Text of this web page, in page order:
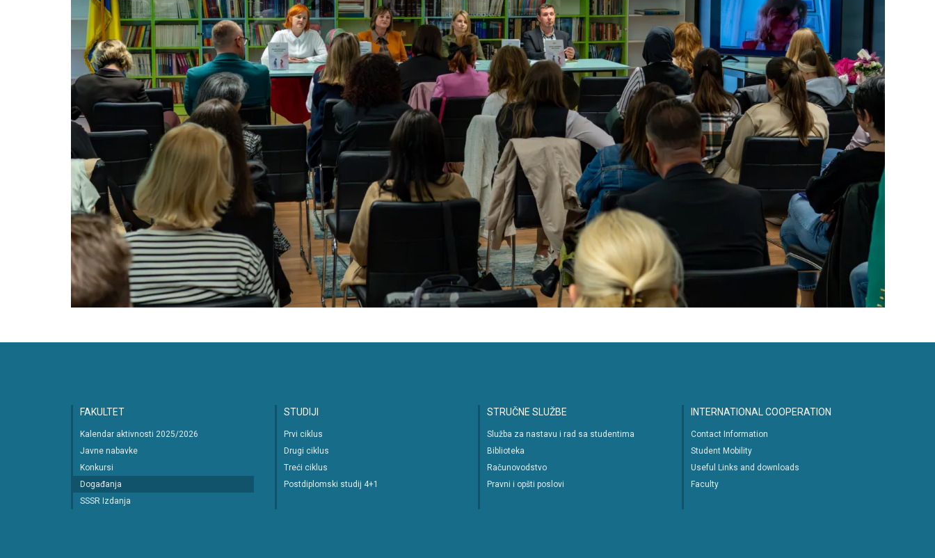
FAKULTET
Kalendar aktivnosti 2025/2026
Javne nabavke
Konkursi
Događanja
SSSR Izdanja
STUDIJI
Prvi ciklus
Drugi ciklus
Treći ciklus
Postdiplomski studij 4+1
STRUČNE SLUŽBE
Služba za nastavu i rad sa studentima
Biblioteka
Računovodstvo
Pravni i opšti poslovi
INTERNATIONAL COOPERATION
Contact Information
Student Mobility
Useful Links and downloads
Faculty